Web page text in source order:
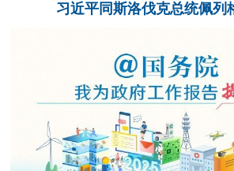
习近平同斯洛伐克总统佩列